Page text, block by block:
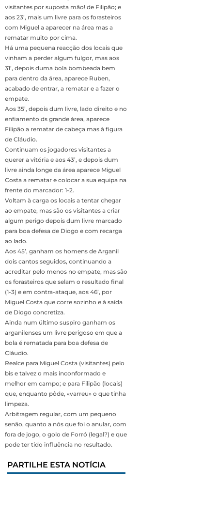
visitantes por suposta mão! de Filipão; e
aos 23’, mais um livre para os forasteiros
com Miguel a aparecer na área mas a
rematar muito por cima.
Há uma pequena reacção dos locais que
vinham a perder algum fulgor, mas aos
31’, depois duma bola bombeada bem
para dentro da área, aparece Ruben,
acabado de entrar, a rematar e a fazer o
empate.
Aos 35’, depois dum livre, lado direito e no
enfiamento ds grande área, aparece
Filipão a rematar de cabeça mas à figura
de Cláudio.
Continuam os jogadores visitantes a
querer a vitória e aos 43’, e depois dum
livre ainda longe da área aparece Miguel
Costa a rematar e colocar a sua equipa na
frente do marcador: 1-2.
Voltam à carga os locais a tentar chegar
ao empate, mas são os visitantes a criar
algum perigo depois dum livre marcado
para boa defesa de Diogo e com recarga
ao lado.
Aos 45’, ganham os homens de Arganil
dois cantos seguidos, continuando a
acreditar pelo menos no empate, mas são
os forasteiros que selam o resultado final
(1-3) e em contra-ataque, aos 46’, por
Miguel Costa que corre sozinho e à saída
de Diogo concretiza.
Ainda num último suspiro ganham os
arganilenses um livre perigoso em que a
bola é rematada para boa defesa de
Cláudio.
Realce para Miguel Costa (visitantes) pelo
bis e talvez o mais inconformado e
melhor em campo; e para Filipão (locais)
que, enquanto pôde, «varreu» o que tinha
limpeza.
Arbitragem regular, com um pequeno
senão, quanto a nós que foi o anular, com
fora de jogo, o golo de Forró (legal?) e que
pode ter tido influência no resultado.
PARTILHE ESTA NOTÍCIA